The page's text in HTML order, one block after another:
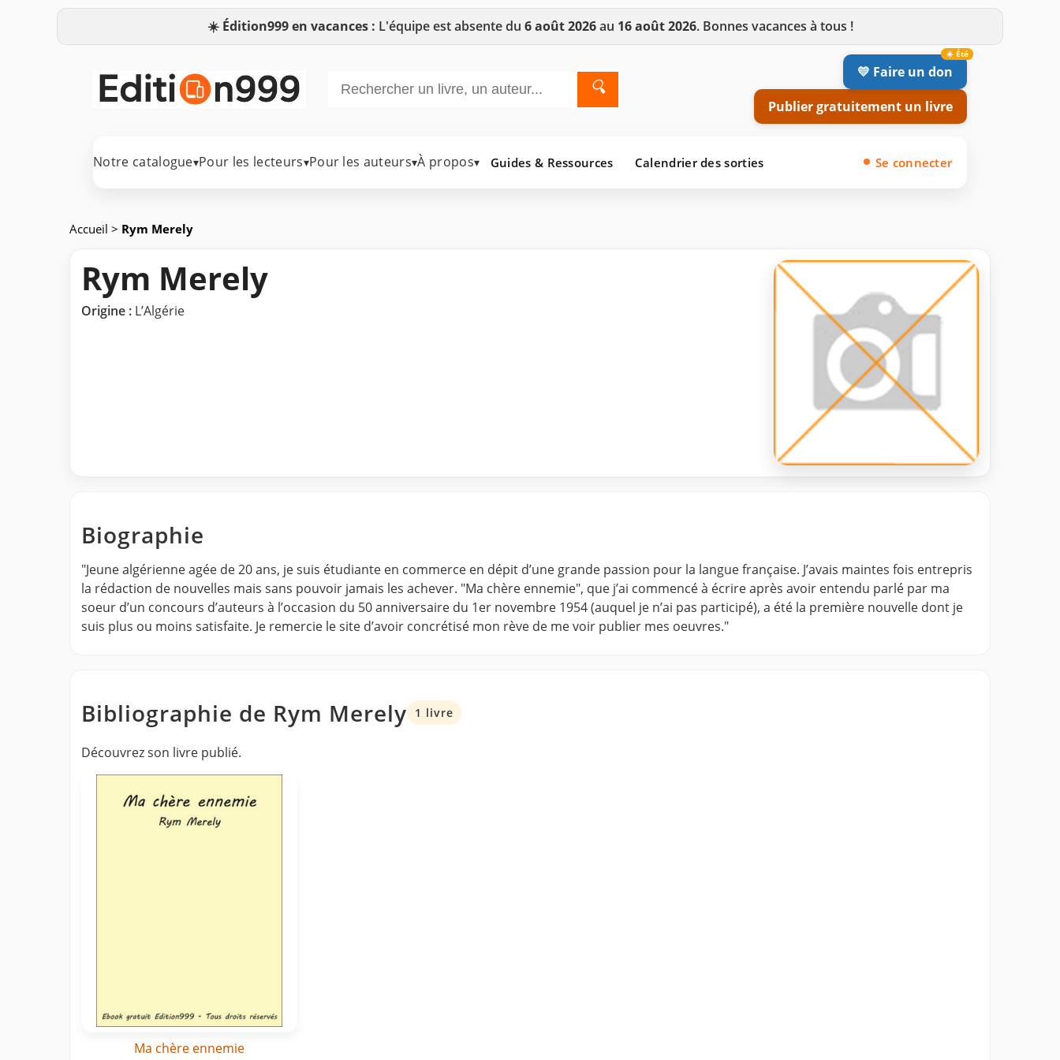
☀️ Édition999 en vacances : L'équipe est absente du 6 août 2026au 16 août 2026. Bonnes vacances à tous !
🔍
💛 Faire un don
Publier gratuitement un livre
Notre catalogue▾Pour les lecteurs▾Pour les auteurs▾À propos▾ Guides & Ressources Calendrier des sorties Se connecter
Accueil > Rym Merely
Rym Merely
Origine : L’Algérie
Biographie
"Jeune algérienne agée de 20 ans, je suis étudiante en commerce en dépit d’une grande passion pour la langue française. J’avais maintes fois entrepris
la rédaction de nouvelles mais sans pouvoir jamais les achever. "Ma chère ennemie", que j’ai commencé à écrire après avoir entendu parlé par ma
soeur d’un concours d’auteurs à l’occasion du 50 anniversaire du 1er novembre 1954 (auquel je n’ai pas participé), a été la première nouvelle dont je
suis plus ou moins satisfaite. Je remercie le site d’avoir concrétisé mon rève de me voir publier mes oeuvres."
Bibliographie de Rym Merely 1 livre
Découvrez son livre publié.
Ma chère ennemie